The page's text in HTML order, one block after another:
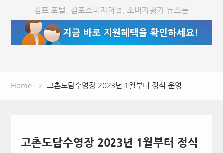
김포 포털, 김포소비자저널, 소비자평가 뉴스룸
Home 고촌도담수영장 2023년 1월부터 정식 운영
고촌도담수영장 2023년 1월부터 정식